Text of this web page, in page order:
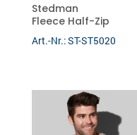
Stedman
Fleece Half-Zip
Art.-Nr.: ST-ST5020